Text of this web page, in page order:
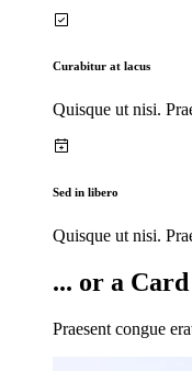
Curabitur at lacus
Quisque ut nisi.
Sed in libero
Quisque ut nisi.
... or a Card
Praesent congue